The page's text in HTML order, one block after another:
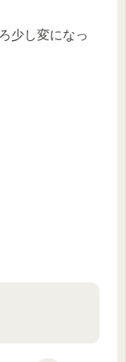
少し変になっ
問一答自己紹